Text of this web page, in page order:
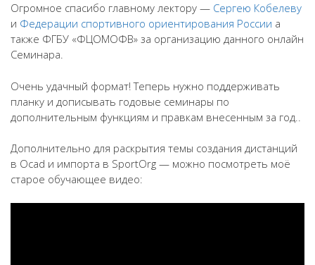
Огромное спасибо главному лектору — Сергею Кобелеву
и Федерации спортивного ориентирования России а
также ФГБУ «ФЦОМОФВ» за организацию данного онлайн
Семинара.
Очень удачный формат! Теперь нужно поддерживать
планку и дописывать годовые семинары по
дополнительным функциям и правкам внесенным за год..
Дополнительно для раскрытия темы создания дистанций
в Ocad и импорта в SportOrg — можно посмотреть моё
старое обучающее видео: